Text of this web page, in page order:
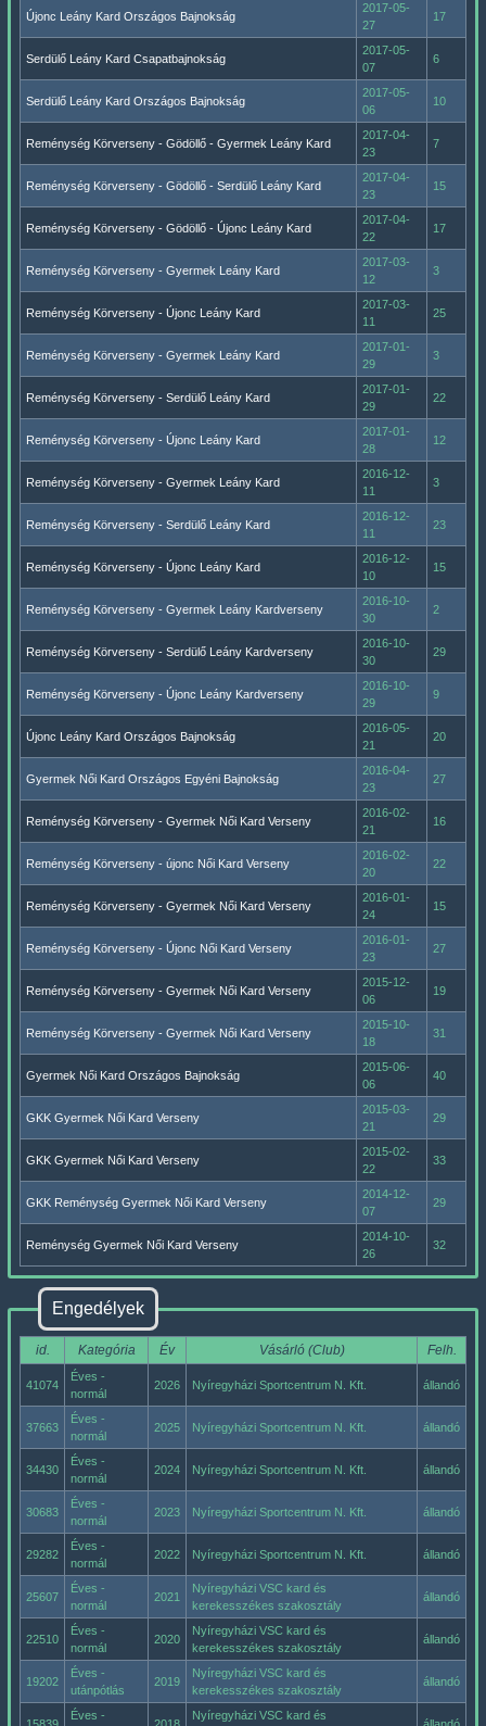
Újonc Leány Kard Országos Bajnokság
2017-05-
27
17
Serdülő Leány Kard Csapatbajnokság
2017-05-
07
6
Serdülő Leány Kard Országos Bajnokság
2017-05-
06
10
Reménység Körverseny - Gödöllő - Gyermek Leány Kard
2017-04-
23
7
Reménység Körverseny - Gödöllő - Serdülő Leány Kard
2017-04-
23
15
Reménység Körverseny - Gödöllő - Újonc Leány Kard
2017-04-
22
17
Reménység Körverseny - Gyermek Leány Kard
2017-03-
12
3
Reménység Körverseny - Újonc Leány Kard
2017-03-
11
25
Reménység Körverseny - Gyermek Leány Kard
2017-01-
29
3
Reménység Körverseny - Serdülő Leány Kard
2017-01-
29
22
Reménység Körverseny - Újonc Leány Kard
2017-01-
28
12
Reménység Körverseny - Gyermek Leány Kard
2016-12-
11
3
Reménység Körverseny - Serdülő Leány Kard
2016-12-
11
23
Reménység Körverseny - Újonc Leány Kard
2016-12-
10
15
Reménység Körverseny - Gyermek Leány Kardverseny
2016-10-
30
2
Reménység Körverseny - Serdülő Leány Kardverseny
2016-10-
30
29
Reménység Körverseny - Újonc Leány Kardverseny
2016-10-
29
9
Újonc Leány Kard Országos Bajnokság
2016-05-
21
20
Gyermek Női Kard Országos Egyéni Bajnokság
2016-04-
23
27
Reménység Körverseny - Gyermek Női Kard Verseny
2016-02-
21
16
Reménység Körverseny - újonc Női Kard Verseny
2016-02-
20
22
Reménység Körverseny - Gyermek Női Kard Verseny
2016-01-
24
15
Reménység Körverseny - Újonc Női Kard Verseny
2016-01-
23
27
Reménység Körverseny - Gyermek Női Kard Verseny
2015-12-
06
19
Reménység Körverseny - Gyermek Női Kard Verseny
2015-10-
18
31
Gyermek Női Kard Országos Bajnokság
2015-06-
06
40
GKK Gyermek Női Kard Verseny
2015-03-
21
29
GKK Gyermek Női Kard Verseny
2015-02-
22
33
GKK Reménység Gyermek Női Kard Verseny
2014-12-
07
29
Reménység Gyermek Női Kard Verseny
2014-10-
26
32
Engedélyek
id. Kategória Év Vásárló (Club) Felh.
41074
Éves -
normál
2026 Nyíregyházi Sportcentrum N. Kft. állandó
37663
Éves -
normál
2025 Nyíregyházi Sportcentrum N. Kft. állandó
34430
Éves -
normál
2024 Nyíregyházi Sportcentrum N. Kft. állandó
30683
Éves -
normál
2023 Nyíregyházi Sportcentrum N. Kft. állandó
29282
Éves -
normál
2022 Nyíregyházi Sportcentrum N. Kft. állandó
25607
Éves -
normál
2021
Nyíregyházi VSC kard és
kerekesszékes szakosztály
állandó
22510
Éves -
normál
2020
Nyíregyházi VSC kard és
kerekesszékes szakosztály
állandó
19202
Éves -
utánpótlás
2019
Nyíregyházi VSC kard és
kerekesszékes szakosztály
állandó
Éves - Nyíregyházi VSC kard és